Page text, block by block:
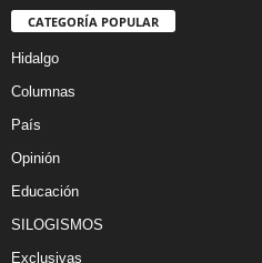
CATEGORÍA POPULAR
Hidalgo
Columnas
País
Opinión
Educación
SILOGISMOS
Exclusivas